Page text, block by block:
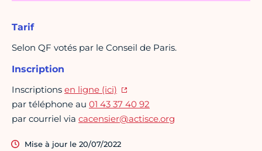
Tarif
Selon QF votés par le Conseil de Paris.
Inscription
Inscriptions en ligne (ici)
par téléphone au 01 43 37 40 92
par courriel via cacensier@actisce.org
Mise à jour le 20/07/2022